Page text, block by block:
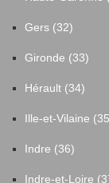
Gers (32)
Gironde (33)
Hérault (34)
Ille-et-Vilaine
Indre (36)
Indre-et-Loire